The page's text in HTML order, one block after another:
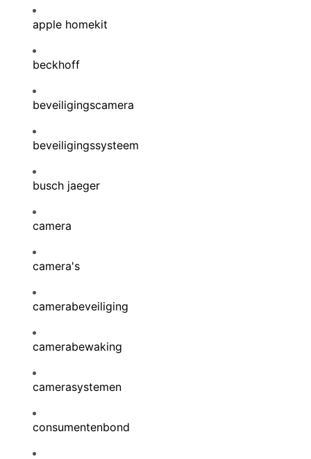
apple homekit
beckhoff
beveiligingscamera
beveiligingssysteem
busch jaeger
camera
camera's
camerabeveiliging
camerabewaking
camerasystemen
consumentenbond